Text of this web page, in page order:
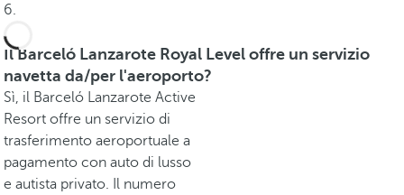
6.
Il Barceló Lanzarote Royal Level offre un servizio
navetta da/per l'aeroporto?
Sì, il Barceló Lanzarote Active
Resort offre un servizio di
trasferimento aeroportuale a
pagamento con auto di lusso
e autista privato. Il numero